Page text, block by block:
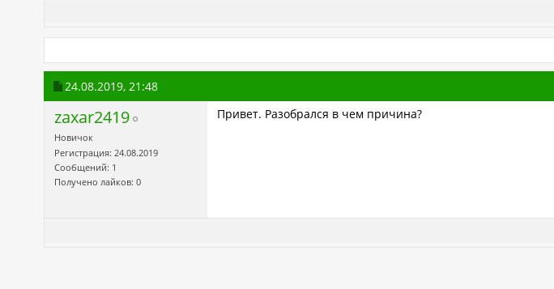
24.08.2019, 21:48
zaxar2419
Новичок
Регистрация: 24.08.2019
Сообщений: 1
Получено лайков: 0
Привет. Разобрался в чем причина?